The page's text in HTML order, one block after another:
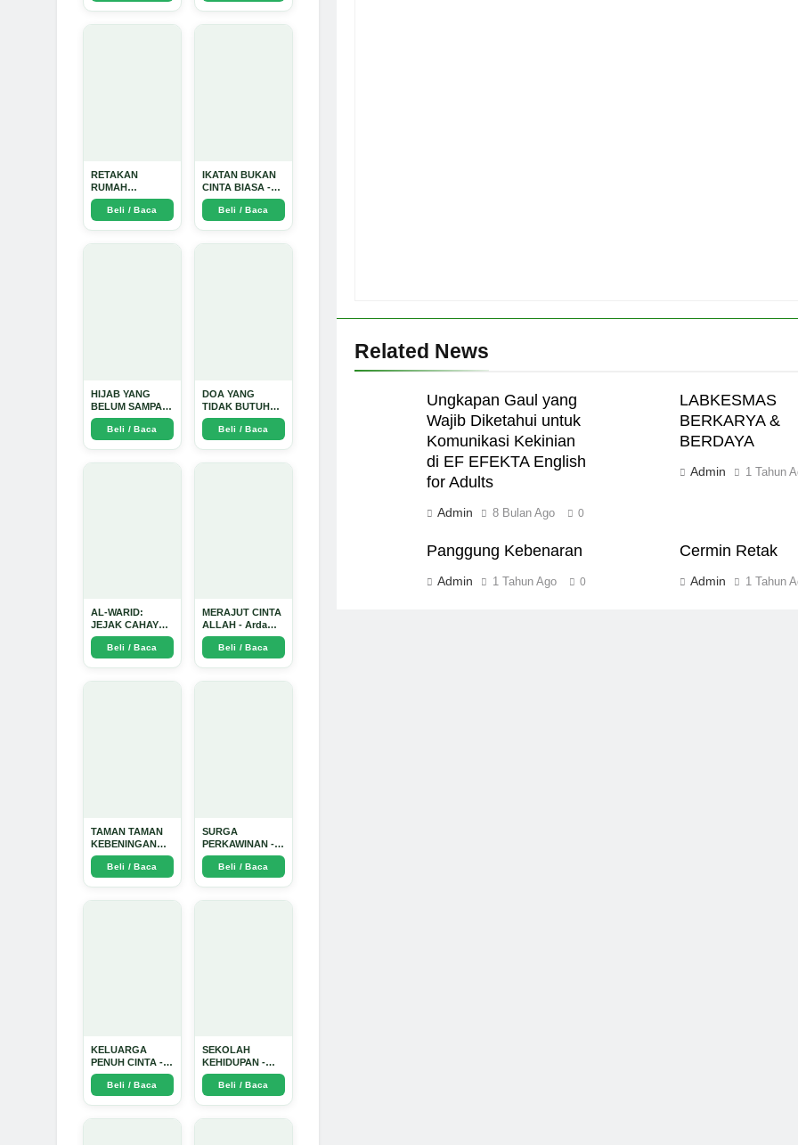
RETAKAN
RUMAH
TANGGA:
Sebuah
Perjalanan
Beli / Baca
IKATAN BUKAN
CINTA BIASA -
Arda Dinata
Beli / Baca
HIJAB YANG
BELUM SAMPAI
KE HATI: Ketika
Cinta Seorang
Ustadz Menjadi
Beli / Baca
DOA YANG
TIDAK BUTUH
SINYAL: Kisah
Tiga Jiwa yang
Tersesat di Era AI
Beli / Baca
AL-WARID:
JEJAK CAHAYA
DI ANTARA DUA
ZAMAN - Arda
Dinata
Beli / Baca
MERAJUT CINTA
ALLAH - Arda
Dinata
Beli / Baca
TAMAN TAMAN
KEBENINGAN
HATI - Arda
DinataBeli / Baca
SURGA
PERKAWINAN -
Arda Dinata
Beli / Baca
KELUARGA
PENUH CINTA -
Arda Dinata
Beli / Baca
SEKOLAH
KEHIDUPAN -
Arda Dinata
Beli / Baca
Related News
Ungkapan Gaul yang
Wajib Diketahui untuk
Komunikasi Kekinian
di EF EFEKTA English
for Adults
Admin 8 Bulan Ago 0
LABKESMAS
BERKARYA &
BERDAYA
Admin 1 Tahun
Panggung Kebenaran
Admin 1 Tahun Ago 0
Cermin Retak
Admin 1 Tahun